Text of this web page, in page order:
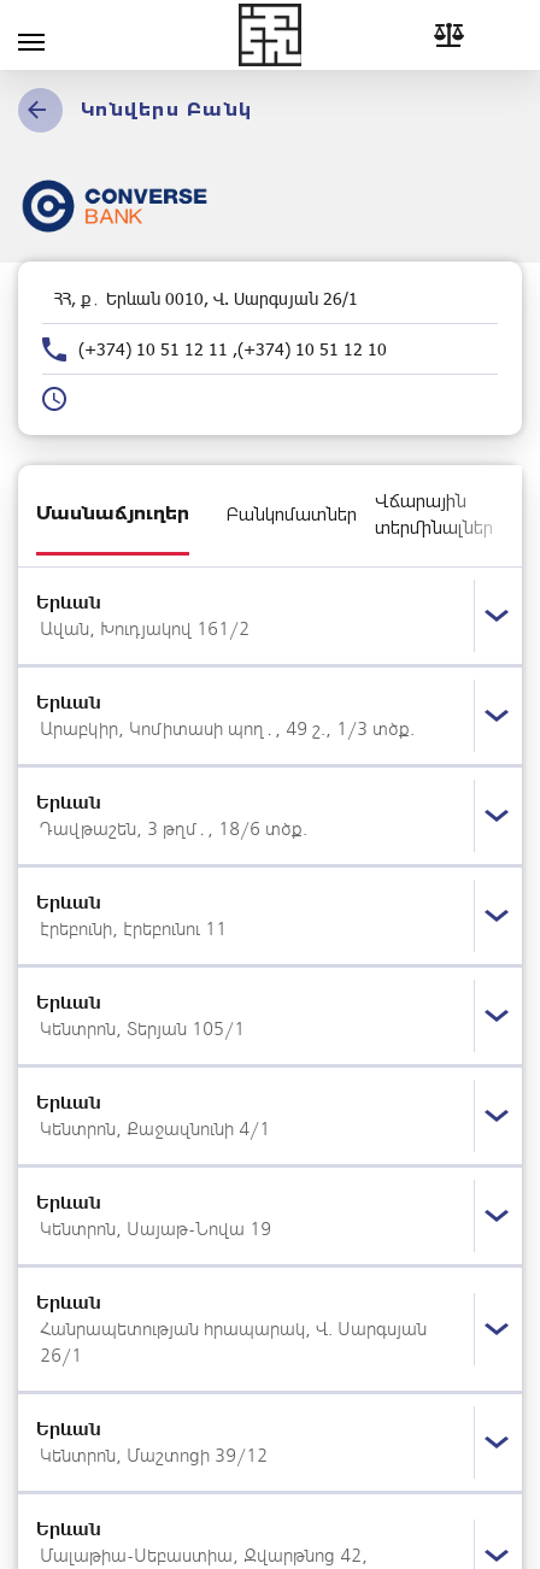
Կոնվերս Բանկ
ՀՀ, ք․ Երևան 0010, Վ. Սարգսյան 26/1
(+374) 10 51 12 11 ,(+374) 10 51 12 10
Մասնաճյուղեր Բանկոմատներ
Վճարային
տերմինալներ
Երևան
Ավան, Խուդյակով 161/2
Երևան
Արաբկիր, Կոմիտասի պող․, 49 շ., 1/3 տծք.
Երևան
Դավթաշեն, 3 թղմ․, 18/6 տծք.
Երևան
Էրեբունի, Էրեբունու 11
Երևան
Կենտրոն, Տերյան 105/1
Երևան
Կենտրոն, Քաջազնունի 4/1
Երևան
Կենտրոն, Սայաթ-Նովա 19
Երևան
Հանրապետության հրապարակ, Վ. Սարգսյան
26/1
Երևան
Կենտրոն, Մաշտոցի 39/12
Երևան
Մալաթիա-Սեբաստիա, Զվարթնոց 42,